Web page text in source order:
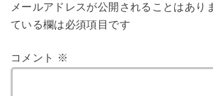
メールアドレスが公開されることはあり
ている欄は必須項目です
コメント ※